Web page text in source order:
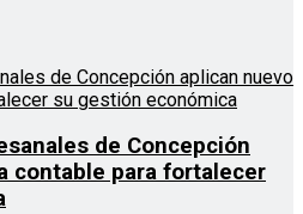
de Concepción
contable para fortalecer